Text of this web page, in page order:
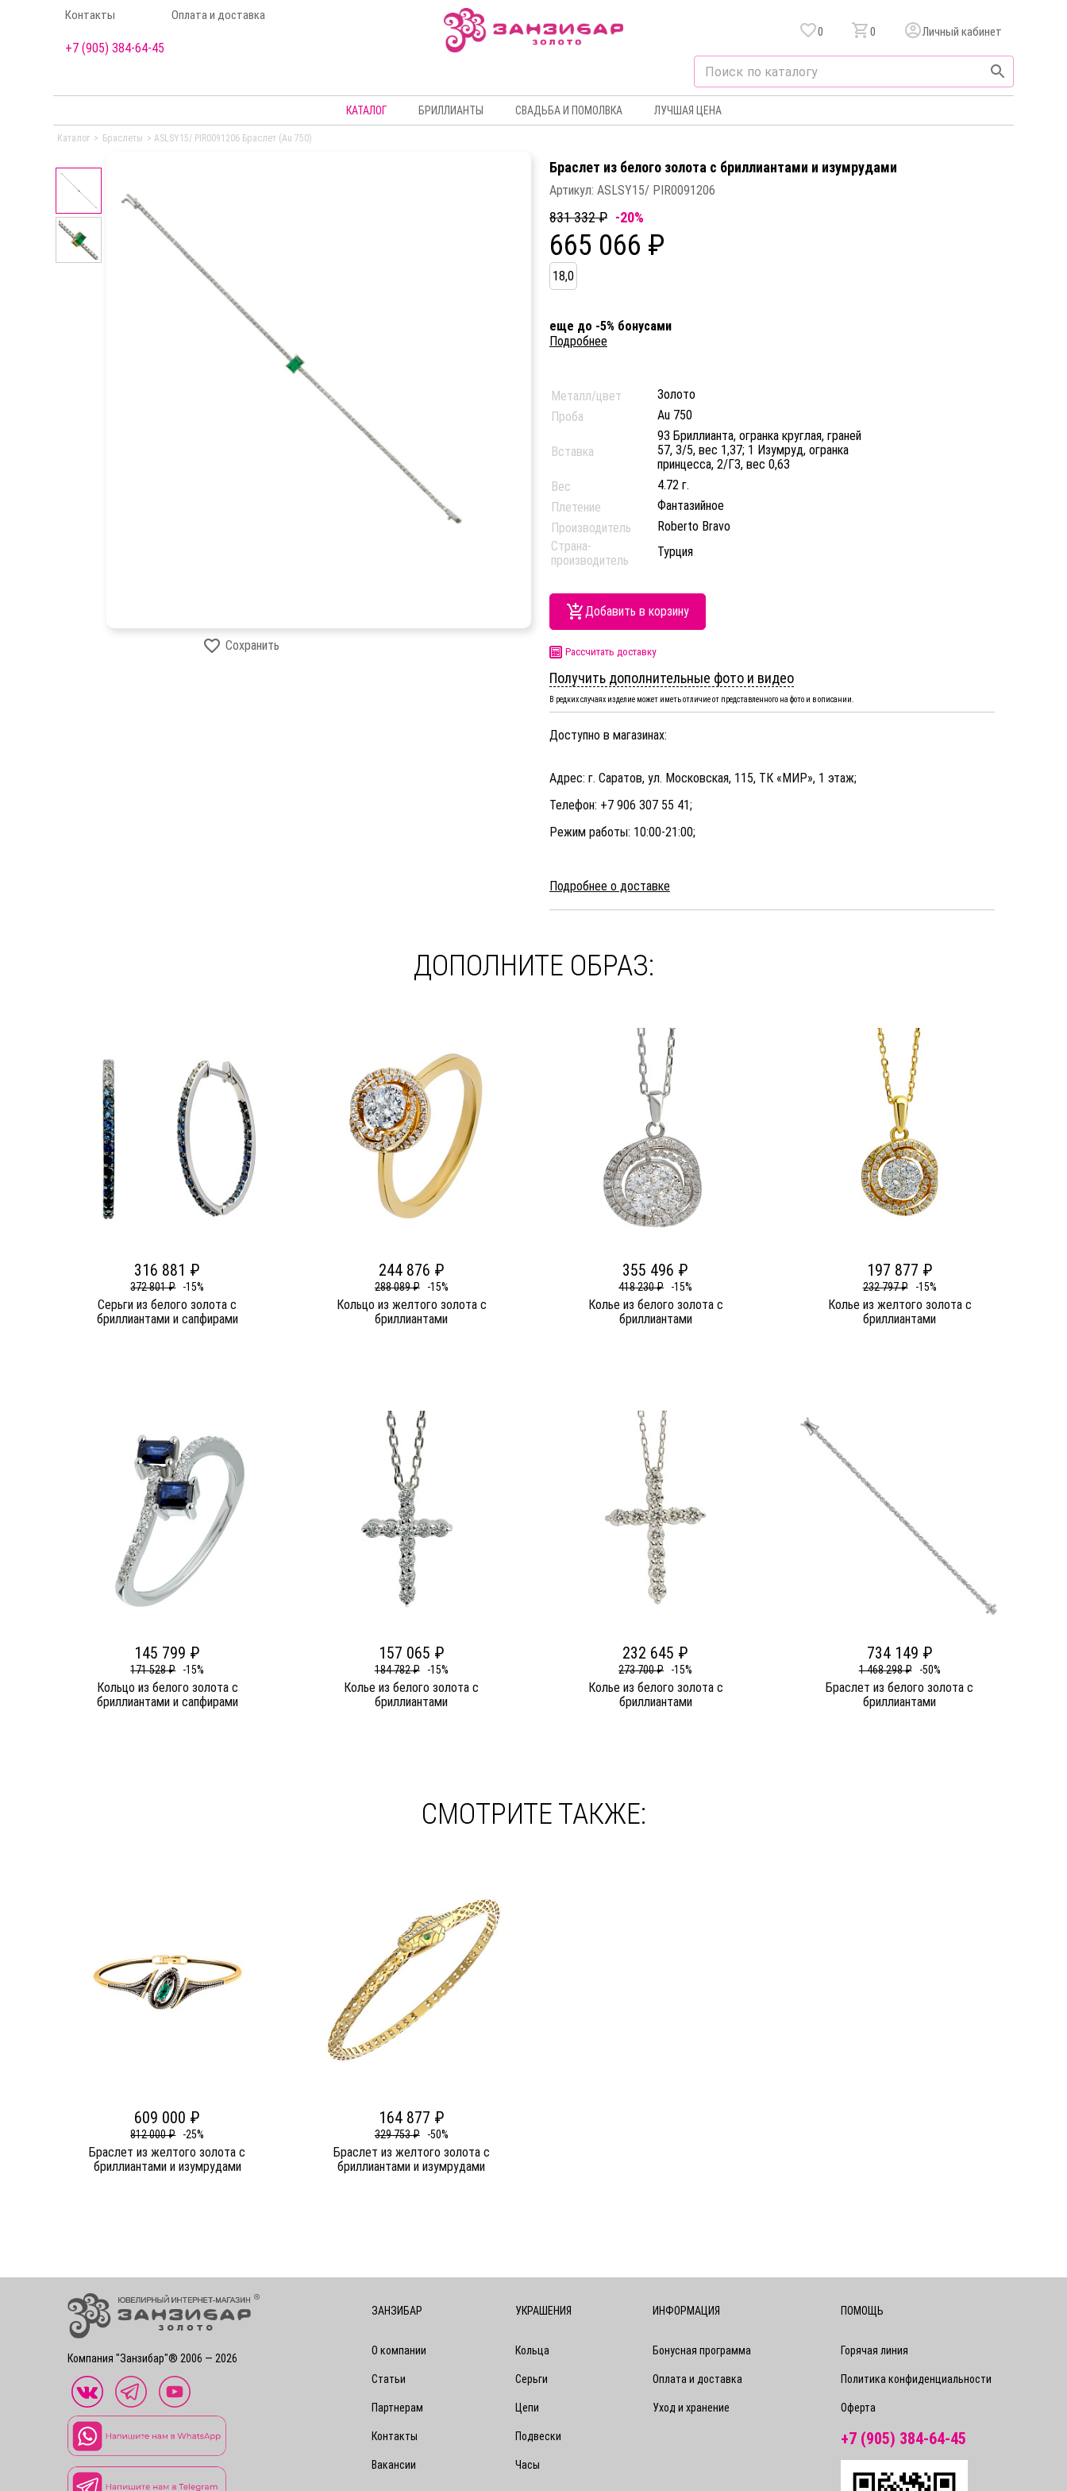
Контакты Оплата и доставка
+7 (905) 384-64-45
0 0 Личный кабинет
КАТАЛОГ БРИЛЛИАНТЫ СВАДЬБА И ПОМОЛВКА ЛУЧШАЯ ЦЕНА
Каталог > Браслеты >ASLSY15/ PIR0091206 Браслет (Au 750)
Сохранить
Браслет из белого золота c бриллиантами и изумрудами
Артикул: ASLSY15/ PIR0091206
831 332 ₽ -20%
665 066 ₽
18,0
еще до -5% бонусами
Подробнее
Металл/цвет
Золото
Проба
Au 750
Вставка
93 Бриллианта, огранка круглая, граней
57, 3/5, вес 1,37; 1 Изумруд, огранка
принцесса, 2/Г3, вес 0,63
Вес
4.72 г.
Плетение
Фантазийное
Производитель
Roberto Bravo
Страна-
производитель
Турция
Добавить в корзину
Рассчитать доставку
Получить дополнительные фото и видео
В редких случаях изделие может иметь отличие от представленного на фото и в описании.
Доступно в магазинах:
Адрес: г. Саратов, ул. Московская, 115, ТК «МИР», 1 этаж;
Телефон: +7 906 307 55 41;
Режим работы: 10:00-21:00;
Подробнее о доставке
ДОПОЛНИТЕ ОБРАЗ:
316 881 ₽
372 801 ₽ -15%
Серьги из белого золота c
бриллиантами и сапфирами
244 876 ₽
288 089 ₽ -15%
Кольцо из желтого золота c
бриллиантами
355 496 ₽
418 230 ₽ -15%
Колье из белого золота c
бриллиантами
197 877 ₽
232 797 ₽ -15%
Колье из желтого золота c
бриллиантами
145 799 ₽
171 528 ₽ -15%
Кольцо из белого золота c
бриллиантами и сапфирами
157 065 ₽
184 782 ₽ -15%
Колье из белого золота c
бриллиантами
232 645 ₽
273 700 ₽ -15%
Колье из белого золота c
бриллиантами
734 149 ₽
1 468 298 ₽ -50%
Браслет из белого золота c
бриллиантами
СМОТРИТЕ ТАКЖЕ:
609 000 ₽
812 000 ₽ -25%
Браслет из желтого золота c
бриллиантами и изумрудами
164 877 ₽
329 753 ₽ -50%
Браслет из желтого золота c
бриллиантами и изумрудами
Компания "Занзибар"® 2006 — 2026
ЗАНЗИБАР
О компании
Статьи
Партнерам
Контакты
Вакансии
УКРАШЕНИЯ
Кольца
Серьги
Цепи
Подвески
Часы
ИНФОРМАЦИЯ
Бонусная программа
Оплата и доставка
Уход и хранение
ПОМОЩЬ
Горячая линия
Политика конфиденциальности
Оферта
+7 (905) 384-64-45